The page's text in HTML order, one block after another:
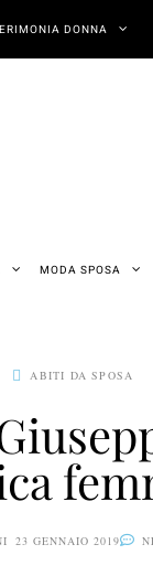
DONNA
MODA SPOSA
ABITI DA SPOSA
23 GENNAIO 2019